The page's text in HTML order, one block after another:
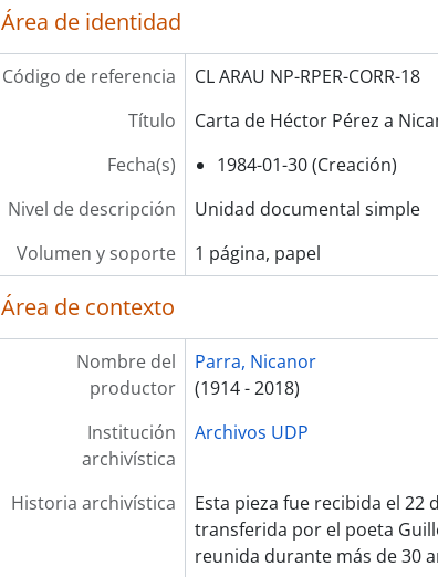
Área de identidad
Código de referencia
CL ARAU NP-RPER-CORR-18
Título
Carta de Héctor Pérez a
Fecha(s)
1984-01-30 (Creación)
Nivel de descripción
Unidad documental simple
Volumen y soporte
1 página, papel
Área de contexto
Nombre del
productor
Parra, Nicanor
(1914 - 2018)
Institución
archivística
Archivos UDP
Historia archivística
Esta pieza fue recibida el 22
transferida por el poeta
reunida durante más de 30